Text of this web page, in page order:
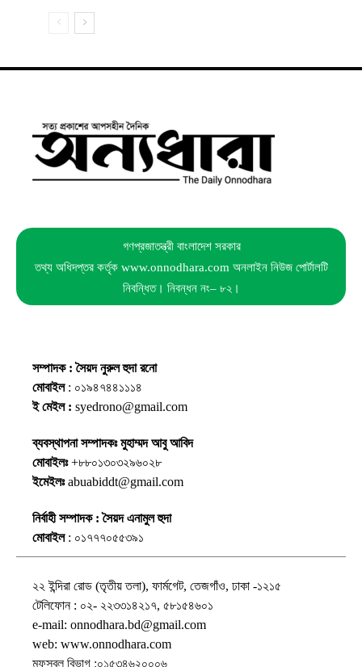
গণপ্রজাতন্ত্রী বাংলাদেশ সরকার
তথ্য অধিদপ্তর কর্তৃক www.onnodhara.com অনলাইন নিউজ পোর্টালটি
নিবন্ধিত। নিবন্ধন নং– ৮২।
সম্পাদক : সৈয়দ নুরুল হুদা রনো
মোবাইল: ০১৯৪৭৪৪১১১৪
ই মেইল : syedrono@gmail.com
ব্যবস্থাপনা সম্পাদকঃ মুহাম্মদ আবু আবিদ
মোবাইলঃ+৮৮০১৩০৩২৯৬০২৮
ইমেইলঃabuabiddt@gmail.com
নির্বাহী সম্পাদক : সৈয়দ এনামুল হুদা
মোবাইল: ০১৭৭৭০৫৫৩৯১
২২ ইন্দিরা রোড (তৃতীয় তলা), ফার্মগেট, তেজগাঁও, ঢাকা -১২১৫
টেলিফোন : ০২- ২২৩৩১৪২১৭, ৫৮১৫৪৬০১
e-mail: onnodhara.bd@gmail.com
web: www.onnodhara.com
মফস্বল বিভাগ :০১৫৩৪৬২০০০৬